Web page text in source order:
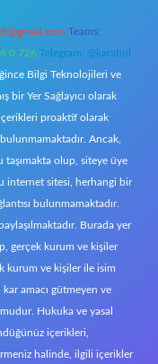
Teams:
0 726 Telegram: @karabul
Bilgi Teknolojileri ve
bir Yer Sağlayıcı olarak
proaktif olarak
Ancak,
taşımakta olup, siteye üye
internet sitesi, herhangi bir
bulunmamaktadır.
Burada yer
gerçek kurum ve kişiler
kurum ve kişiler ile isim
amacı gütmeyen ve
Hukuka ve yasal
içerikleri,
halinde, ilgili içerikler